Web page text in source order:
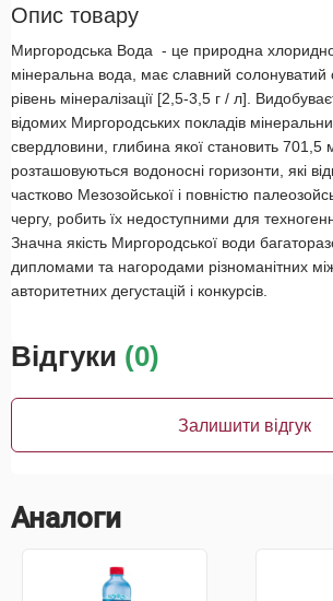
Опис товару
Миргородська Вода - це природна
мінеральна вода, має славний
рівень мінералізації [2,5-3,5 г / л].
відомих Миргородських покладів
свердловини, глибина якої становить 701,5
розташовуються водоносні горизонти, які
частково Мезозойської і повністю
чергу, робить їх недоступними для
Значна якість Миргородської води
дипломами та нагородами різноманітних
авторитетних дегустацій і конкурсів.
Відгуки (0)
Залишити відгук
Аналоги